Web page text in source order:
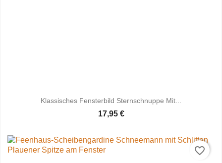
Klassisches Fensterbild Sternschnuppe Mit...
17,95 €
favorite_border